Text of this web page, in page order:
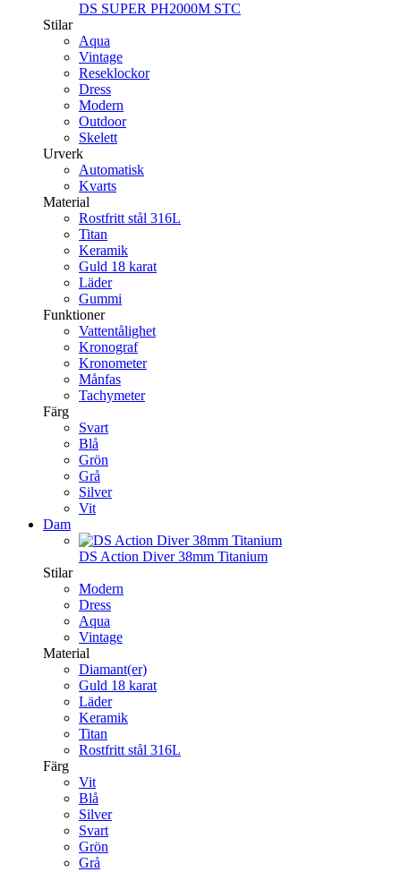
DS SUPER PH2000M STC
Stilar
Aqua
Vintage
Reseklockor
Dress
Modern
Outdoor
Skelett
Urverk
Automatisk
Kvarts
Material
Rostfritt stål 316L
Titan
Keramik
Guld 18 karat
Läder
Gummi
Funktioner
Vattentålighet
Kronograf
Kronometer
Månfas
Tachymeter
Färg
Svart
Blå
Grön
Grå
Silver
Vit
Dam
DS Action Diver 38mm Titanium
Stilar
Modern
Dress
Aqua
Vintage
Material
Diamant(er)
Guld 18 karat
Läder
Keramik
Titan
Rostfritt stål 316L
Färg
Vit
Blå
Silver
Svart
Grön
Grå